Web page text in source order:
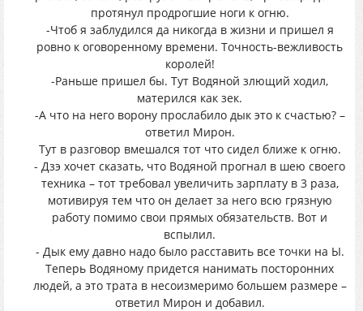
протянул продрогшие ноги к огню.
-Чтоб я заблудился да никогда в жизни и пришел я
ровно к оговоренному времени. Точность-вежливость
королей!
-Раньше пришел бы. Тут Водяной злющий ходил,
матерился как зек.
-А что на него ворону прослабило дык это к счастью? –
ответил Мирон.
Тут в разговор вмешался тот что сидел ближе к огню.
- Дзэ хочет сказать, что Водяной прогнал в шею своего
техника – тот требовал увеличить зарплату в 3 раза,
мотивируя тем что он делает за него всю грязную
работу помимо свои прямых обязательств. Вот и
вспылил.
- Дык ему давно надо было расставить все точки на Ы.
Теперь Водяному придется нанимать посторонних
людей, а это трата в несоизмеримо большем размере –
ответил Мирон и добавил.